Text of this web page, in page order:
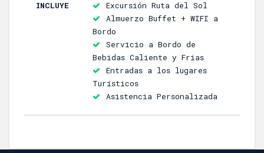
INCLUYE
Excursión Ruta del Sol
Almuerzo Buffet + WIFI a
Bordo
Servicio a Bordo de
Bebidas Caliente y Frias
Entradas a los lugares
Turísticos
Asistencia Personalizada